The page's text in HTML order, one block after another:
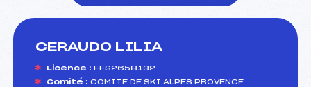
CERAUDO LILIA
Licence : FFS2658132
Comité : COMITE DE SKI ALPES PROVENCE